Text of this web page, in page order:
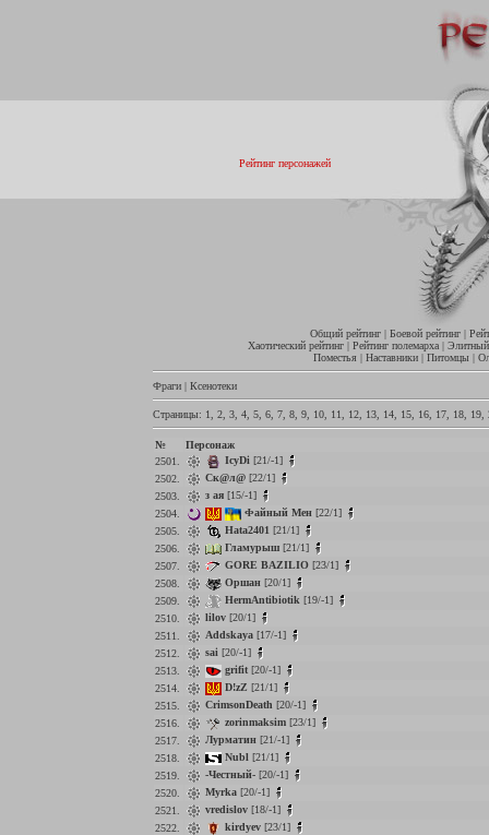
Рейтинг персонажей
Общий рейтинг| Боевой рейтинг|
Хаотический рейтинг| Рейтинг полемарха|
Поместья | Наставники | Питомцы |
Фраги | Ксенотеки
Страницы: 1 2 3 4 5 6 7 8 9 10 11 12 13 14 15 16 17 18 19
№
Персонаж
2501.
IcyDi [21/-1]
2502.
Ск@л@ [22/1]
2503.
з ая [15/-1]
2504.
Файный Мен [22/1]
2505.
Hata2401 [21/1]
2506.
Гламурыш [21/1]
2507.
GORE BAZILIO [23/1]
2508.
Оршан [20/1]
2509.
HermAntibiotik [19/-1]
2510.
lilov [20/1]
2511.
Addskaya [17/-1]
2512.
sai [20/-1]
2513.
grifit [20/-1]
2514.
D!zZ [21/1]
2515.
CrimsonDeath [20/-1]
2516.
zorinmaksim [23/1]
2517.
Лурматин [21/-1]
2518.
Nubl [21/1]
2519.
-Честный- [20/-1]
2520.
Myrka [20/-1]
2521.
vredislov [18/-1]
2522.
kirdyev [23/1]